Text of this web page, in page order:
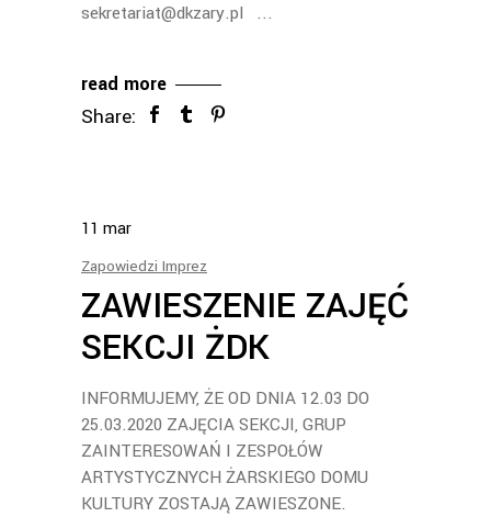
sekretariat@dkzary.pl
read more
Share:
11 mar
Zapowiedzi Imprez
ZAWIESZENIE ZAJĘĆ
SEKCJI ŻDK
INFORMUJEMY, ŻE OD DNIA 12.03 DO
25.03.2020 ZAJĘCIA SEKCJI, GRUP
ZAINTERESOWAŃ I ZESPOŁÓW
ARTYSTYCZNYCH ŻARSKIEGO DOMU
KULTURY ZOSTAJĄ ZAWIESZONE.